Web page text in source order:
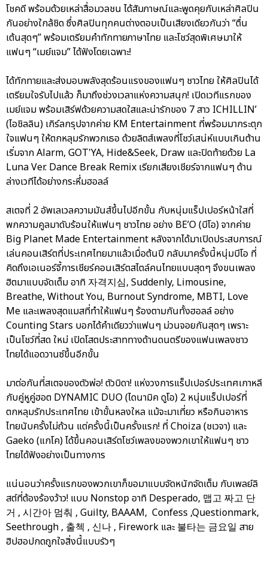
โชคดี พร้อมด้วยเหล่าสื่อมวลชน ได้สัมภาษณ์และพูดคุยกับเหล่าศิลปิน
กันอย่างใกล้ชิด ซึ่งศิลปินทุกคนต่างตอบเป็นเสียงเดียวกันว่า “ตื่น
เต้นสุดๆ” พร้อมเตรียมคำทักทายภาษาไทย และโชว์สุดพิเศษมาให้
แฟนๆ “เมย์แจม” ได้ฟังโดยเฉพาะ!
ได้ทักทายและส่งมอบพลังสุดร้อนแรงของแฟนๆ ชาวไทย ให้ศิลปินได้
เตรียมใจรับไปแล้ว ก็มาถึงช่วงเวลาแห่งความสนุก! เปิดเวทีแรกของ
เมย์แจม พร้อมเสิร์ฟด้วยความสดใสและน่ารักของ 7 สาว ICHILLIN’
(ไอชิลลิน) เกิร์ลกรุปจากค่าย KM Entertainment ที่พร้อมมากระตุก
ใจแฟนๆ ให้ตกหลุมรักพวกเธอ ด้วยลิตส์เพลงที่โชว์เสน่ห์แบบเกินต้าน
เริ่มจาก Alarm, GOT'YA, Hide&Seek, Draw และปิดท้ายด้วย La
Luna Ver. Dance Break Remix เรียกเสียงเชียร์จากแฟนๆ ด้าน
ล่างเวทีได้อย่างกระหึ่มฮอลล์
สเตจที่ 2 อัพเลเวลความมันส์ขึ้นไปอีกขั้น กับหนุ่มแร็ปเปอร์หน้าใสที่
พกความคูลมาดับร้อนให้แฟนๆ ชาวไทย อย่าง BE’O (บีโอ) จากค่าย
Big Planet Made Entertainment หลังจากได้มาเปิดประสบการณ์
เล่นคอนเสิร์ตที่ประเทศไทยมาแล้วเมื่อต้นปี กลับมาครั้งนี้หนุ่มบีโอ ที่
คิดถึงเอเนอร์จี้การเชียร์คอนเสิร์ตสไตล์คนไทยแบบสุดๆ จึงขนเพลง
ฮิตมาแบบจัดเต็ม อาทิ 자격지심, Suddenly, Limousine,
Breathe, Without You, Burnout Syndrome, MBTI, Love
Me และเพลงสุดแมสที่ทำให้แฟนๆ ร้องตามกันทั้งฮอลล์ อย่าง
Counting Stars บอกได้คำเดียวว่าแฟนๆ ม่วนจอยกันสุดๆ เพราะ
เป็นโชว์ที่สด ใหม่ เปิดโสตประสาททางด้านดนตรีของแฟนเพลงชาว
ไทยได้แอดวานซ์ขึ้นอีกขั้น
มาต่อกันที่สเตจของตัวพ่อ! ตัวบิดา! แห่งวงการแร็ปเปอร์ประเทศเกาหลี
กับคู่หูคู่ฮอต DYNAMIC DUO (ไดนามิค ดูโอ) 2 หนุ่มแร็ปเปอร์ที่
ตกหลุมรักประเทศไทย เข้าขั้นหลงใหล แม้จะมาเที่ยว หรือกินอาหาร
ไทยนับครั้งไม่ถ้วน แต่ครั้งนี้เป็นครั้งแรก! ที่ Choiza (ชเวจา) และ
Gaeko (แกโค) ได้ขึ้นคอนเสิร์ตโชว์เพลงของพวกเขาให้แฟนๆ ชาว
ไทยได้ฟังอย่างเป็นทางการ
แน่นอนว่าครั้งแรกของพวกเขาก็ขอมาแบบจัดหนักจัดเต็ม กับเพลย์ลิ
สต์ที่ต้องร้องว้าว! แบบ Nonstop อาทิ Desperado, 맵고 짜고 단
거 , 시간아 멈춰 , Guilty, BAAAM, Confess ,Questionmark,
Seethrough , 출첵 , 신나 , Firework และ 불타는 금요일 สาย
ฮิปฮอปกดถูกใจสิ่งนี้แบบรัวๆ